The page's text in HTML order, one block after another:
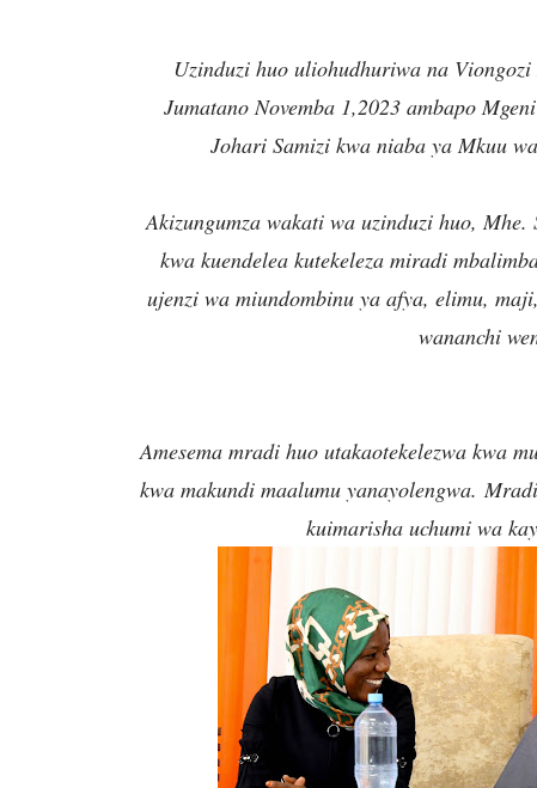
Uzinduzi huo uliohudhuriwa na
Jumatano Novemba 1,2023 ambapo
Johari Samizi kwa niaba ya Mkuu
Akizungumza wakati wa uzinduzi huo,
kwa kuendelea kutekeleza miradi
ujenzi wa miundombinu ya afya, elimu,
wananchi
Amesema mradi huo utakaotekelezwa kwa
kwa makundi maalumu yanayolengwa.
kuimarisha uchumi wa